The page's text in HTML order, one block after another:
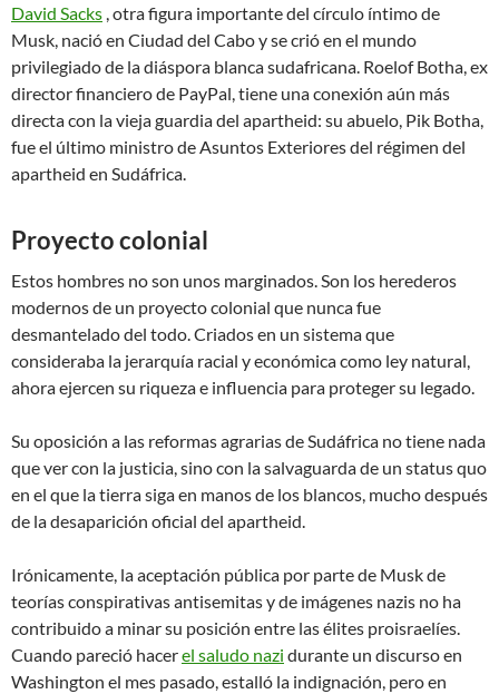
David Sacks , otra figura importante del círculo íntimo de
Musk, nació en Ciudad del Cabo y se crió en el mundo
privilegiado de la diáspora blanca sudafricana. Roelof Botha, ex
director financiero de PayPal, tiene una conexión aún más
directa con la vieja guardia del apartheid: su abuelo, Pik Botha,
fue el último ministro de Asuntos Exteriores del régimen del
apartheid en Sudáfrica.
Proyecto colonial
Estos hombres no son unos marginados. Son los herederos
modernos de un proyecto colonial que nunca fue
desmantelado del todo. Criados en un sistema que
consideraba la jerarquía racial y económica como ley natural,
ahora ejercen su riqueza e influencia para proteger su legado.
Su oposición a las reformas agrarias de Sudáfrica no tiene nada
que ver con la justicia, sino con la salvaguarda de un status quo
en el que la tierra siga en manos de los blancos, mucho después
de la desaparición oficial del apartheid.
Irónicamente, la aceptación pública por parte de Musk de
teorías conspirativas antisemitas y de imágenes nazis no ha
contribuido a minar su posición entre las élites proisraelíes.
Cuando pareció hacerel saludo nazi durante un discurso en
Washington el mes pasado, estalló la indignación, pero en